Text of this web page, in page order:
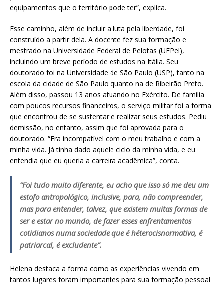
equipamentos que o território pode ter”, explica.
Esse caminho, além de incluir a luta pela liberdade, foi
construído a partir dela. A docente fez sua formação e
mestrado na Universidade Federal de Pelotas (UFPel),
incluindo um breve período de estudos na Itália. Seu
doutorado foi na Universidade de São Paulo (USP), tanto na
escola da cidade de São Paulo quanto na de Ribeirão Preto.
Além disso, passou 13 anos atuando no Exército. De família
com poucos recursos financeiros, o serviço militar foi a forma
que encontrou de se sustentar e realizar seus estudos. Pediu
demissão, no entanto, assim que foi aprovada para o
doutorado. “Era incompatível com o meu trabalho e com a
minha vida. Já tinha dado aquele ciclo da minha vida, e eu
entendia que eu queria a carreira acadêmica”, conta.
“Foi tudo muito diferente, eu acho que isso só me deu um
estofo antropológico, inclusive, para, não compreender,
mas para entender, talvez, que existem muitas formas de
ser e estar no mundo, de fazer esses enfrentamentos
cotidianos numa sociedade que é héterocisnormativa, é
patriarcal, é excludente”.
Helena destaca a forma como as experiências vivendo em
tantos lugares foram importantes para sua formação pessoal